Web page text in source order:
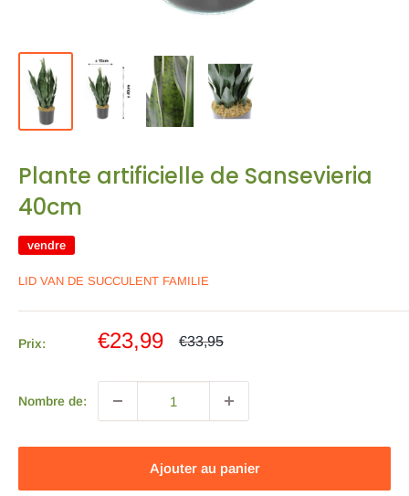
Plante artificielle de Sansevieria
40cm
vendre
LID VAN DE SUCCULENT FAMILIE
Prix:
Prix
de
vente
€23,99
Prix
€33,95
Nombre de:
Ajouter au panier